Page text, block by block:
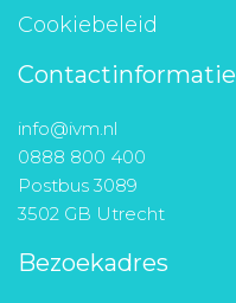
Cookiebeleid
Contactinformatie
info@ivm.nl
0888 800 400
Postbus 3089
3502 GB Utrecht
Bezoekadres